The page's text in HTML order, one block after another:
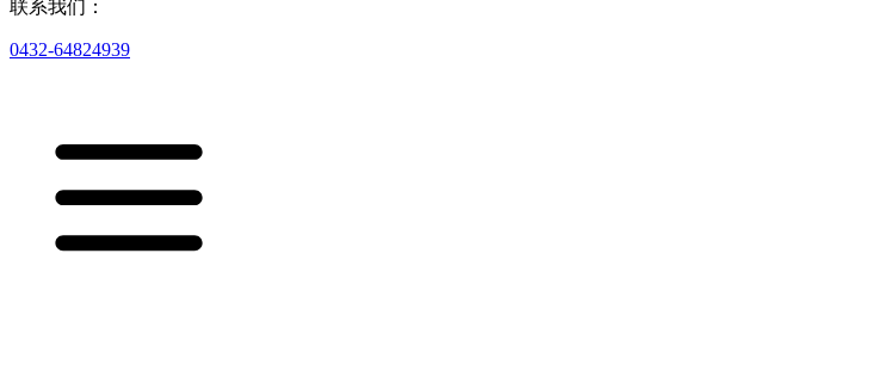
联系我们：
0432-64824939